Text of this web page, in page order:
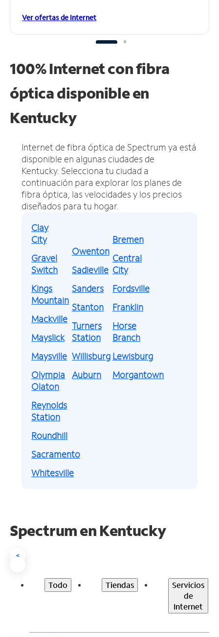
Ver ofertas de Internet
100% Internet con fibra
óptica disponible en
Kentucky
Internet de fibra óptica de Spectrum ya está
disponible en algunas ciudades de
Kentucky. Selecciona tu ciudad a
continuación para explorar los planes de
fibra óptica, las velocidades y los precios
diseñados para tu hogar.
Clay
City
Gravel
Switch
Kings
Mountain
Mackville
Mayslick
Maysville
Olympia
Owenton
Sadieville
Sanders
Stanton
Turners
Station
Willisburg
Auburn
Bremen
Central
City
Fordsville
Franklin
Horse
Branch
Lewisburg
Morgantown
Olaton
Reynolds
Station
Roundhill
Sacramento
Whitesville
Spectrum en Kentucky
<
Todo Tiendas
Servicios
de
Internet